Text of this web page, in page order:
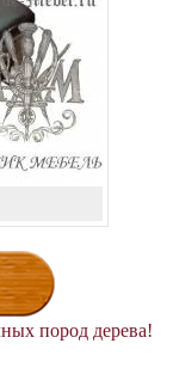
пород дерева!